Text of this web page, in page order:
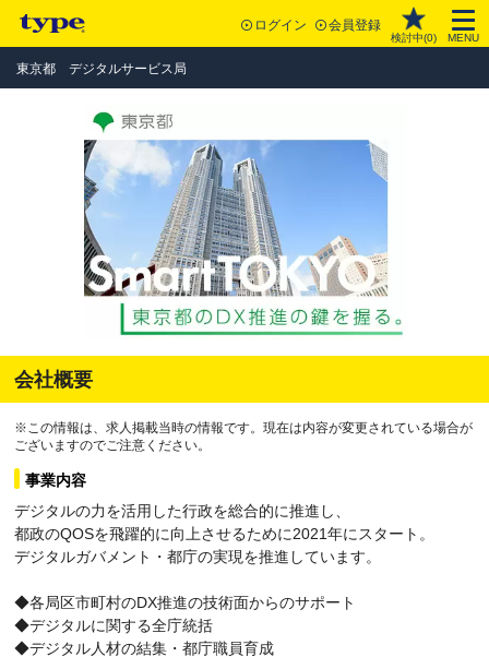
ログイン 会員登録
検討中(0) MENU
東京都 デジタルサービス局
会社概要
※この情報は、求人掲載当時の情報です。現在は内容が変更されている場合が
ございますのでご注意ください。
事業内容
デジタルの力を活用した行政を総合的に推進し、
都政のQOSを飛躍的に向上させるために2021年にスタート。
デジタルガバメント・都庁の実現を推進しています。
◆各局区市町村のDX推進の技術面からのサポート
◆デジタルに関する全庁統括
◆デジタル人材の結集・都庁職員育成